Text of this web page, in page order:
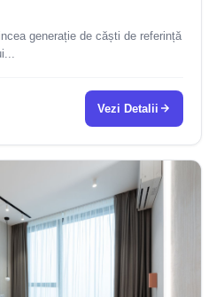
generație de căști de referință
Vezi Detalii